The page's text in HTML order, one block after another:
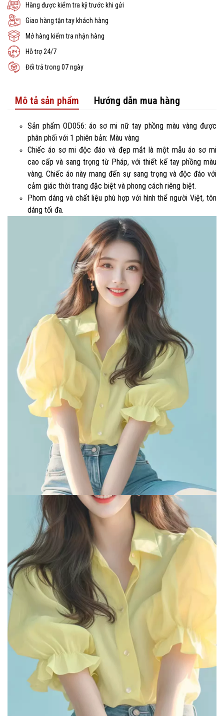
Hàng được kiểm tra kỹ trước khi gửi
Giao hàng tận tay khách hàng
Mở hàng kiểm tra nhận hàng
Hỗ trợ 24/7
Đổi trả trong 07 ngày
Mô tả sản phẩm Hướng dẫn mua hàng
Sản phẩm OD056: áo sơ mi nữ tay phồng màu vàng được
phân phối với 1 phiên bản: Màu vàng
Chiếc áo sơ mi độc đáo và đẹp mắt là một mẫu áo sơ mi
cao cấp và sang trọng từ Pháp, với thiết kế tay phồng màu
vàng. Chiếc áo này mang đến sự sang trọng và độc đáo với
cảm giác thời trang đặc biệt và phong cách riêng biệt.
Phom dáng và chất liệu phù hợp với hình thể người Việt, tôn
dáng tối đa.